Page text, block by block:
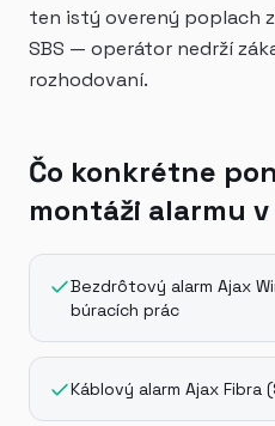
ten istý overený poplach
SBS — operátor nedrží
rozhodovaní.
Čo konkrétne
montáži alarmu
Bezdrôtový alarm Ajax
búracích prác
Káblový alarm Ajax